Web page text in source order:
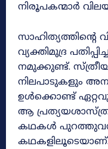
നിരൂപകന്മാർ
സാഹിത്യത്തിന്റെ
വ്യക്തിമുദ്ര
നമുക്കുണ്ട്.
നിലപാടുകളും
ഉൾക്കൊണ്ട്
ആ
കഥകൾ